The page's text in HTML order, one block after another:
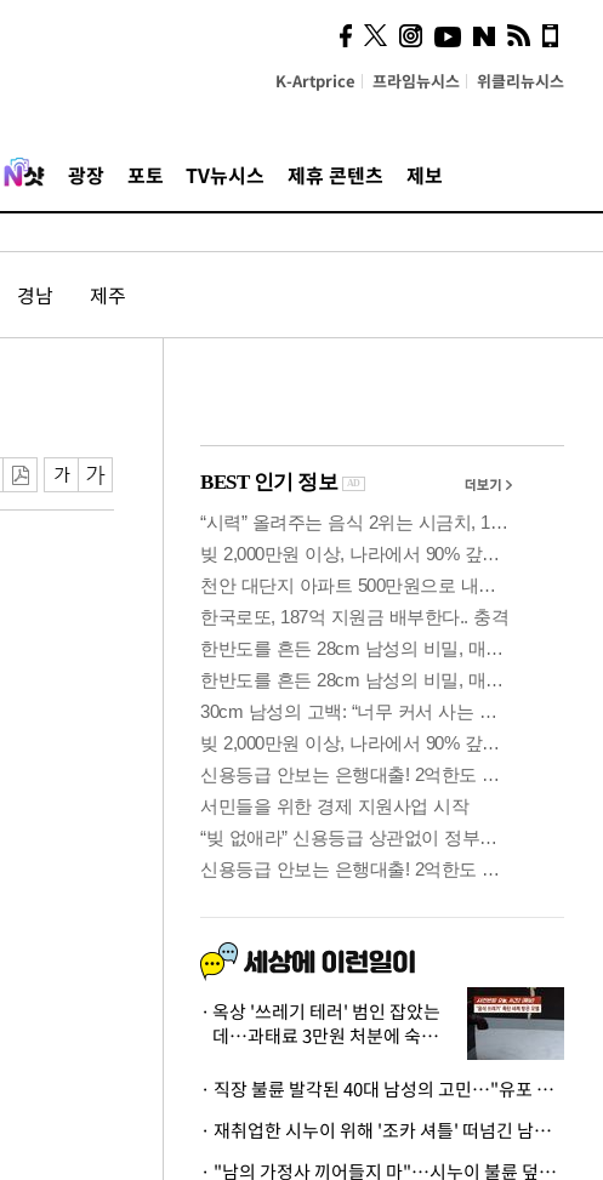
K-Artprice 프라임뉴시스 위클리뉴시스
광장 포토 TV뉴시스 제휴 콘텐츠 제보
경남 제주
의견, 국토부·LH에 충실히
전달할 것"
옥상 '쓰레기 테러' 범인 잡았는
데…과태료 3만원 처분에 숙박업
· 직장 불륜 발각된 40대 남성의 고민…"유포 동료 명예훼손·협박죄 고소 가능할까"
· 재취업한 시누이 위해 '조카 셔틀' 떠넘긴 남편…아내 "난 못한다"
· "남의 가정사 끼어들지 마"…시누이 불륜 덮으려는 남편에 억울한 아내